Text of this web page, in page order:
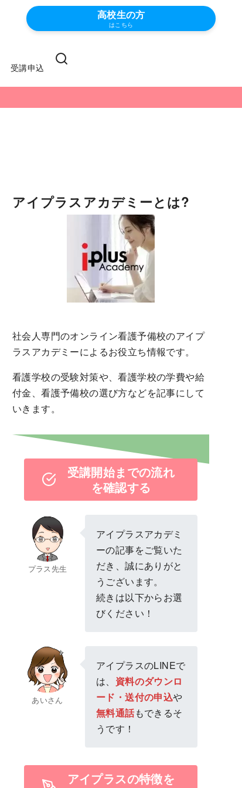
高校生の方
はこちら
受講申込
アイプラスアカデミーとは?
社会人専門のオンライン看護予備校のアイプ
ラスアカデミーによるお役立ち情報です。
看護学校の受験対策や、看護学校の学費や給
付金、看護予備校の選び方などを記事にして
いきます。
受講開始までの流れ
を確認する
プラス先生
アイプラスアカデミ
ーの記事をご覧いた
だき、誠にありがと
うございます。
続きは以下からお選
びください！
あいさん
アイプラスのLINEで
は、 資料のダウンロ
ード・送付の申込や
無料通話もできるそ
うです！
アイプラスの特徴を